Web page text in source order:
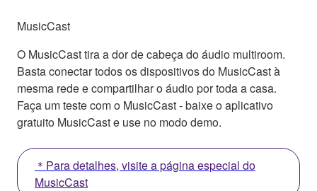
MusicCast
O MusicCast tira a dor de cabeça do áudio multiroom.
Basta conectar todos os dispositivos do MusicCast à
mesma rede e compartilhar o áudio por toda a casa.
Faça um teste com o MusicCast - baixe o aplicativo
gratuito MusicCast e use no modo demo.
＊Para detalhes, visite a página especial do
MusicCast